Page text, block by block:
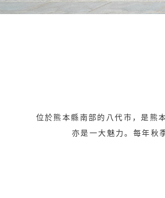
位於熊本縣南部的八代市，是熊
亦是一大魅力。每年秋